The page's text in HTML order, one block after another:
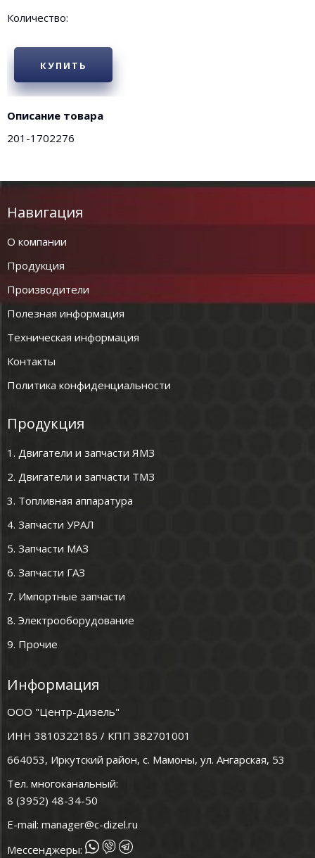
Количество:
КУПИТЬ
Описание товара
201-1702276
Навигация
О компании
Продукция
Производители
Полезная информация
Техническая информация
Контакты
Политика конфиденциальности
Продукция
1. Двигатели и запчасти ЯМЗ
2. Двигатели и запчасти ТМЗ
3. Топливная аппаратура
4. Запчасти УРАЛ
5. Запчасти МАЗ
6. Запчасти ГАЗ
7. Импортные запчасти
8. Электрооборудование
9. Прочие
Информация
ООО "Центр-Дизель"
ИНН 3810322185 / КПП 382701001
664053, Иркутский район, с. Мамоны, ул. Ангарская, 53
Тел. многоканальный:
8 (3952) 48-34-50
E-mail: manager@c-dizel.ru
Мессенджеры: